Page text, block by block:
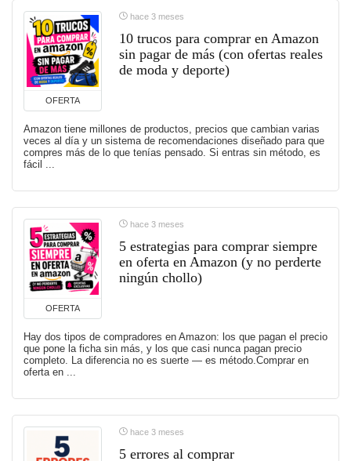
OFERTA
hace 3 meses
10 trucos para comprar en Amazon
sin pagar de más (con ofertas reales
de moda y deporte)
Amazon tiene millones de productos, precios que cambian varias
veces al día y un sistema de recomendaciones diseñado para que
compres más de lo que tenías pensado. Si entras sin método, es
fácil ...
OFERTA
hace 3 meses
5 estrategias para comprar siempre
en oferta en Amazon (y no perderte
ningún chollo)
Hay dos tipos de compradores en Amazon: los que pagan el precio
que pone la ficha sin más, y los que casi nunca pagan precio
completo. La diferencia no es suerte — es método.Comprar en
oferta en ...
hace 3 meses
5 errores al comprar